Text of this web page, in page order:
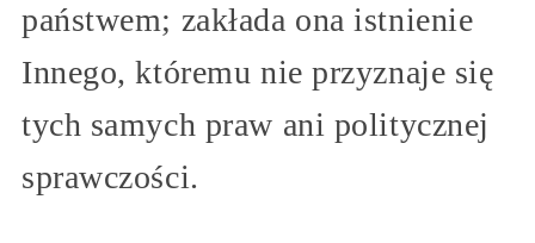
państwem; zakłada ona istnienie
Innego, któremu nie przyznaje się
tych samych praw ani politycznej
sprawczości.